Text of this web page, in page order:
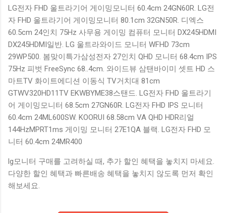
많을 수 밖에 없습니다. 다양한 상품들을 상세스펙 과 가격 을
꼼꼼히 비교해서 구매하실 수 있도록 순위 추천 해드릴게요. 특
가상품 보러가기 추천상품 Best 유니콘 멀티페어링 스마트폰
태블릿 거치형 저소음 블루투스 키보드, BK-500SB, 일반형, 블
랙 유니콘 멀티페어링 스마트폰 태...
LG전자 FHD 울트라기어 게이밍모니터 60.4cm 24GN60R. LG전
자 FHD 울트라기어 게이밍모니터 80.1cm 32GN50R. 디엑스
60.5cm 24인치 75Hz 사무용 게이밍 컴퓨터 모니터 DX245HDMI
DX245HDMI일반. LG 울트라와이드 모니터 WFHD 73cm
29WP500. 봄맞이특가삼성전자 27인치 QHD 모니터 68.4cm IPS
75Hz 피벗 FreeSync 68..4cm. 와이드뷰 삼탠바이미 셋트 HD 스
마트TV 화이트에디션 이동식 TV거치대 81cm
GTWV320HD11TV EKWBYME38스탠드. LG전자 FHD 울트라기
어 게이밍모니터 68.5cm 27GN60R. LG전자 FHD IPS 모니터
60.4cm 24ML600SW. KOORUI 68.58cm VA QHD HDR리얼
144HzMPRT1ms 게이밍 모니터 27E1QA 블랙. LG전자 FHD 모
니터 60.4cm 24MR400
lg모니터 구매를 고려하실 때, 추가 할인 혜택을 놓치지 마세요.
다양한 할인 혜택과 빠른배송 혜택을 놓치지 않도록 먼저 확인
해보세요.